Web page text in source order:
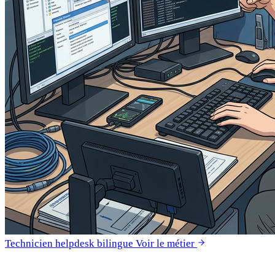
Technicien helpdesk bilingue Voir le métier